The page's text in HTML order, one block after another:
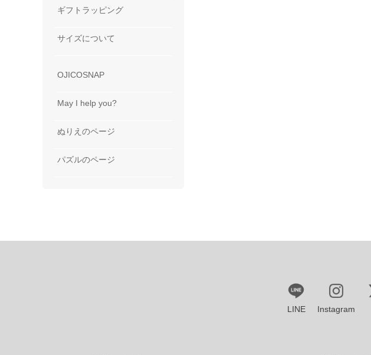
ギフトラッピング
サイズについて
OJICOSNAP
May I help you?
ぬりえのページ
パズルのページ
LINE Instagram